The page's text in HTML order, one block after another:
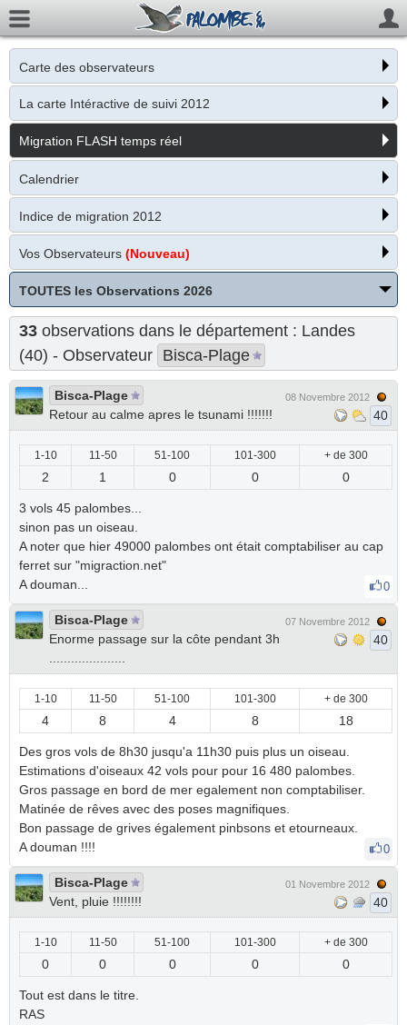
Carte des observateurs
La carte Intéractive de suivi 2012
Migration FLASH temps réel
Calendrier
Indice de migration 2012
Vos Observateurs (Nouveau)
TOUTES les Observations 2026
33 observations dans le département : Landes
(40) - Observateur Bisca-Plage
Bisca-Plage
Retour au calme apres le tsunami !!!!!!!
08 Novembre 2012
40
1-10 11-50 51-100 101-300 + de 300
2 1 0 0 0
3 vols 45 palombes...
sinon pas un oiseau.
A noter que hier 49000 palombes ont était comptabiliser au cap
ferret sur "migraction.net"
A douman...
0
Bisca-Plage
Enorme passage sur la côte pendant 3h
07 Novembre 2012
40
1-10 11-50 51-100 101-300 + de 300
4 8 4 8 18
Des gros vols de 8h30 jusqu'a 11h30 puis plus un oiseau.
Estimations d'oiseaux 42 vols pour pour 16 480 palombes.
Gros passage en bord de mer egalement non comptabiliser.
Matinée de rêves avec des poses magnifiques.
Bon passage de grives également pinbsons et etourneaux.
A douman !!!!
0
Bisca-Plage
Vent, pluie !!!!!!!!
01 Novembre 2012
40
1-10 11-50 51-100 101-300 + de 300
0 0 0 0 0
Tout est dans le titre.
RAS